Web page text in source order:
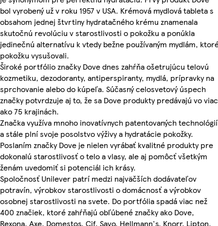
bol vyrobený už v roku 1957 v USA. Krémová mydlová tableta s
obsahom jednej štvrtiny hydratačného krému znamenala
skutočnú revolúciu v starostlivosti o pokožku a ponúkla
jedinečnú alternatívu k vtedy bežne používaným mydlám,
pokožku vysušovali.
Široké portfólio značky Dove dnes zahŕňa ošetrujúcu telovú
kozmetiku, dezodoranty, antiperspiranty, mydlá, prípravky na
sprchovanie alebo do kúpeľa. Súčasný celosvetový úspech
značky potvrdzuje aj to, že sa Dove produkty predávajú vo viac
ako 75 krajinách.
Značka využíva mnoho inovatívnych patentovaných technológií
a stále plní svoje posolstvo výživy a hydratácie pokožky.
Poslaním značky Dove je nielen vyrábať kvalitné produkty pre
dokonalú starostlivosť o telo a vlasy, ale aj pomôcť všetkým
ženám uvedomiť si potenciál ich krásy.
Spoločnosť Unilever patrí medzi najväčších dodávateľov
potravín, výrobkov starostlivosti o domácnosť a výrobkov
osobnej starostlivosti na svete. Do portfólia spadá viac než
400 značiek, ktoré zahŕňajú obľúbené značky ako Dove,
Rexona, Axe, Domestos, Cif, Savo, Hellmann's, Knorr, Lipton,